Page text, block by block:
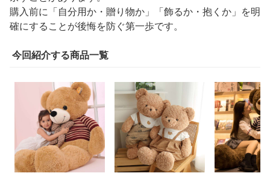
購入前に「自分用か・贈り物か」「飾るか・抱くか」を明
確にすることが後悔を防ぐ第一歩です。
今回紹介する商品一覧